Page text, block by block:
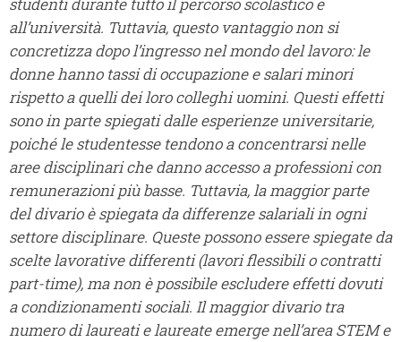
all’università. Tuttavia, questo vantaggio non si
concretizza dopo l’ingresso nel mondo del lavoro: le
donne hanno tassi di occupazione e salari minori
rispetto a quelli dei loro colleghi uomini. Questi effetti
sono in parte spiegati dalle esperienze universitarie,
poiché le studentesse tendono a concentrarsi nelle
aree disciplinari che danno accesso a professioni con
remunerazioni più basse. Tuttavia, la maggior parte
del divario è spiegata da differenze salariali in ogni
settore disciplinare. Queste possono essere spiegate da
scelte lavorative differenti (lavori flessibili o contratti
part-time), ma non è possibile escludere effetti dovuti
a condizionamenti sociali. Il maggior divario tra
numero di laureati e laureate emerge nell’area STEM e